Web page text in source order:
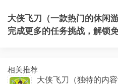
大侠飞刀（一款热门的休闲
完成更多的任务挑战，解锁
相关推荐
大侠飞刀（独特的内